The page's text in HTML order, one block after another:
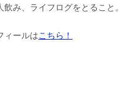
飲み、ライフログをとること。
ィールはこちら！